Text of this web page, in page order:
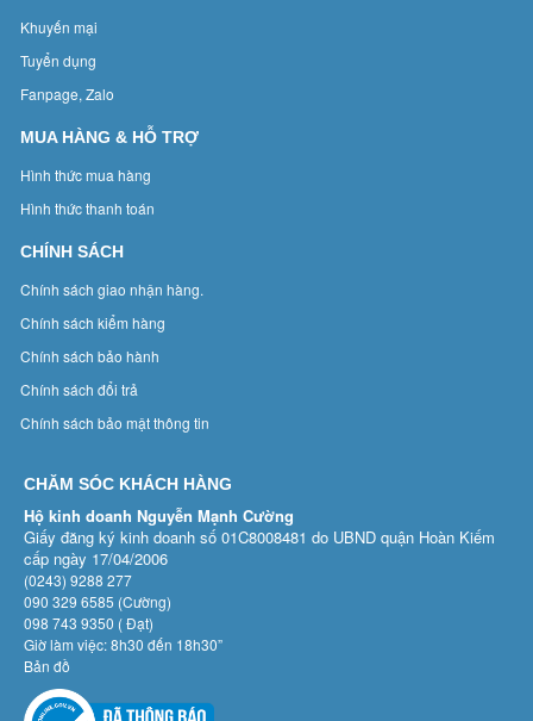
Khuyến mại
Tuyển dụng
Fanpage, Zalo
MUA HÀNG & HỖ TRỢ
Hình thức mua hàng
Hình thức thanh toán
CHÍNH SÁCH
Chính sách giao nhận hàng.
Chính sách kiểm hàng
Chính sách bảo hành
Chính sách đổi trả
Chính sách bảo mật thông tin
CHĂM SÓC KHÁCH HÀNG
Hộ kinh doanh Nguyễn Mạnh Cường
Giấy đăng ký kinh doanh số 01C8008481 do UBND quận Hoàn Kiếm
cấp ngày 17/04/2006
(0243) 9288 277
090 329 6585 (Cường)
098 743 9350 ( Đạt)
Giờ làm việc: 8h30 đến 18h30”
Bản đồ